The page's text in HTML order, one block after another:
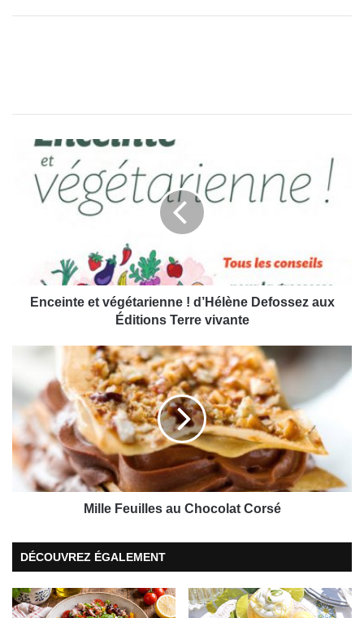
t
i
e
n
d
H
é
l
Enceinte et végétarienne ! d’Hélène Defossez aux
Éditions Terre vivante
F
e
u
e
u
C
Mille Feuilles au Chocolat Corsé
DÉCOUVREZ ÉGALEMENT